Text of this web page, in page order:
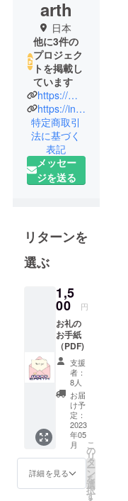
arth
日本
他に3件の
プロジェク
トを掲載し
ています
https://mocoearth.tokyo/
https://instagram.com/moco.earth?igshid=YmMyMTA2M2Y=
特定商取引
法に基づく
表記
メッセー
ジを送る
リターンを
選ぶ
1,5
00 円
お礼の
お手紙
（PDF)
支援
者：
8人
お届
け予
定：
2023
年05
月
詳細を見る
こ
の
リ
タ
ー
ン
を
選
択
す